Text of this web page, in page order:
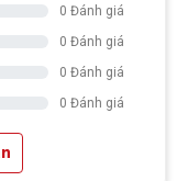
0 Đánh giá
0 Đánh giá
0 Đánh giá
0 Đánh giá